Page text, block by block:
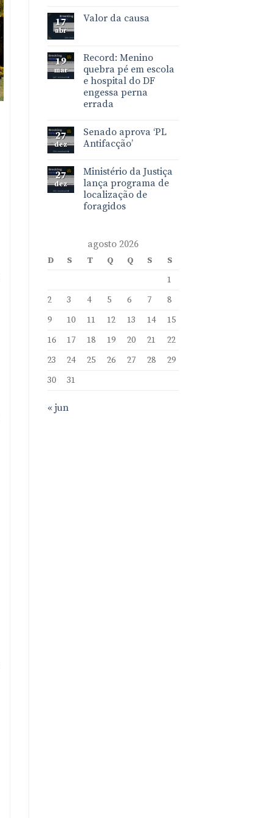
17
abr
Valor da causa
19
mar
Record: Menino
quebra pé em escola
e hospital do DF
engessa perna
errada
27
dez
Senado aprova ‘PL
Antifacção’
27
dez
Ministério da Justiça
lança programa de
localização de
foragidos
agosto 2026
D S T Q Q S
S
1
2
3 4 5 6 7
8
9
10 11 12 13 14
15
16
17 18 19 20 21
22
23
24 25 26 27 28
29
30
31
« jun